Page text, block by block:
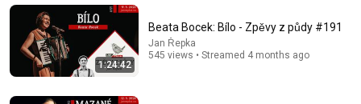
1:24:42
Beata Bocek: Bílo - Zpěvy z půdy #191
Jan Řepka
545 views • Streamed 4 months ago